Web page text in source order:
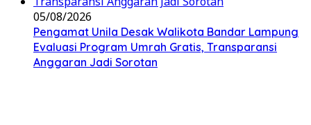
05/08/2026
Pengamat Unila Desak Walikota Bandar Lampung
Evaluasi Program Umrah Gratis, Transparansi
Anggaran Jadi Sorotan